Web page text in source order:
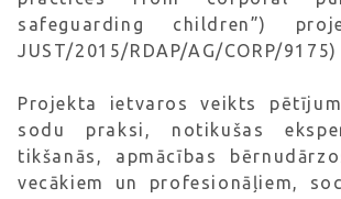
safeguarding children”)
JUST/2015/RDAP/AG/CORP/
Projekta ietvaros veikts
sodu praksi, notikušas
tikšanās, apmācības
vecākiem un profesionāļiem,